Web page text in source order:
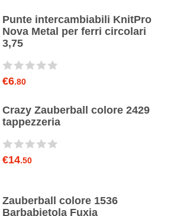
Punte intercambiabili KnitPro
Nova Metal per ferri circolari
3,75
€6.80
Crazy Zauberball colore 2429
tappezzeria
€14.50
Zauberball colore 1536
Barbabietola Fuxia